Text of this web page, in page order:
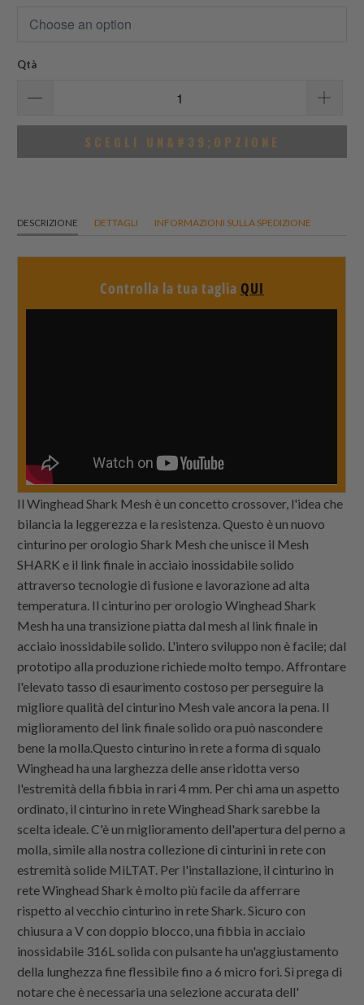
Qtà
SCEGLI UN&#39;OPZIONE
DESCRIZIONE DETTAGLI INFORMAZIONI SULLA SPEDIZIONE
Controlla la tua taglia QUI
Il Winghead Shark Mesh è un concetto crossover, l'idea che
bilancia la leggerezza e la resistenza. Questo è un nuovo
cinturino per orologio Shark Mesh che unisce il Mesh
SHARK e il link finale in acciaio inossidabile solido
attraverso tecnologie di fusione e lavorazione ad alta
temperatura. Il cinturino per orologio Winghead Shark
Mesh ha una transizione piatta dal mesh al link finale in
acciaio inossidabile solido. L'intero sviluppo non è facile; dal
prototipo alla produzione richiede molto tempo. Affrontare
l'elevato tasso di esaurimento costoso per perseguire la
migliore qualità del cinturino Mesh vale ancora la pena. Il
miglioramento del link finale solido ora può nascondere
bene la molla.Questo cinturino in rete a forma di squalo
Winghead ha una larghezza delle anse ridotta verso
l'estremità della fibbia in rari 4 mm. Per chi ama un aspetto
ordinato, il cinturino in rete Winghead Shark sarebbe la
scelta ideale. C'è un miglioramento dell'apertura del perno a
molla, simile alla nostra collezione di cinturini in rete con
estremità solide MiLTAT. Per l'installazione, il cinturino in
rete Winghead Shark è molto più facile da afferrare
rispetto al vecchio cinturino in rete Shark. Sicuro con
chiusura a V con doppio blocco, una fibbia in acciaio
inossidabile 316L solida con pulsante ha un'aggiustamento
della lunghezza fine flessibile fino a 6 micro fori. Si prega di
notare che è necessaria una selezione accurata dell'